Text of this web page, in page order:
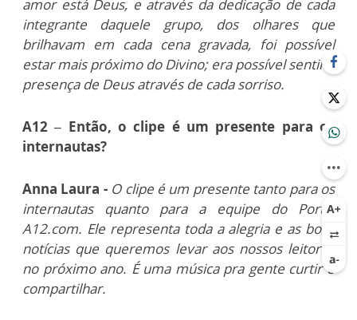
amor está Deus, e através da dedicação de cada
integrante daquele grupo, dos olhares que
brilhavam em cada cena gravada, foi possível
estar mais próximo do Divino; era possível sentir a
presença de Deus através de cada sorriso.
A12 – Então, o clipe é um presente para os
internautas?
Anna Laura - O clipe é um presente tanto para os
internautas quanto para a equipe do Portal
A12.com. Ele representa toda a alegria e as boas
notícias que queremos levar aos nossos leitores
no próximo ano. É uma música pra gente curtir e
compartilhar.